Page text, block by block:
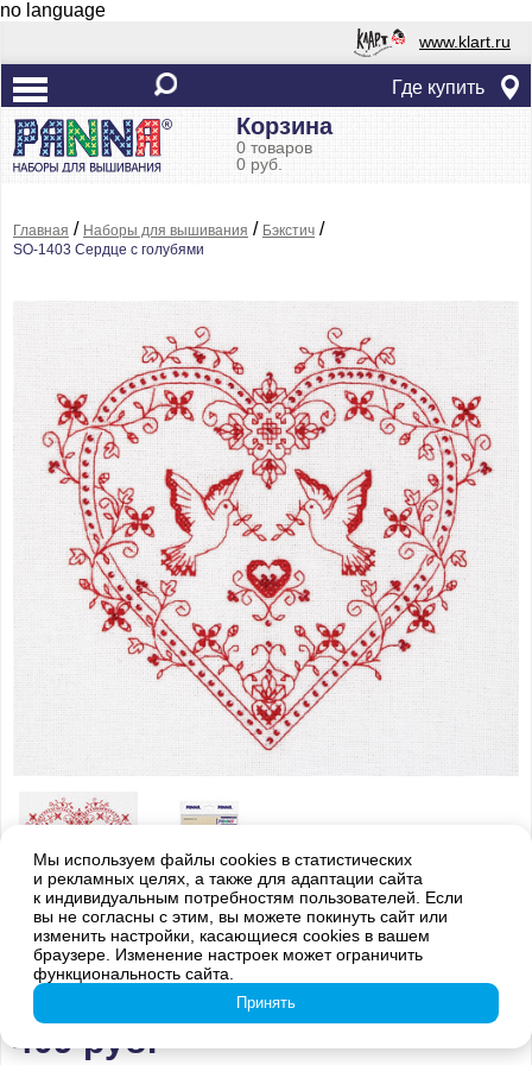
no language
www.klart.ru
Где купить
Корзина
0 товаров
0 руб.
Главная / Наборы для вышивания / Бэкстич /
SO-1403 Сердце с голубями
Внимание! Оттенки цветов готовой вышивки могут отличаться от
изображения на обложке из-за погрешностей цветопередачи
SO-1403 Сердце с голубями
409руб.
Мы используем файлы cookies в статистических
и рекламных целях, а также для адаптации сайта
к индивидуальным потребностям пользователей. Если
вы не согласны с этим, вы можете покинуть сайт или
изменить настройки, касающиеся cookies в вашем
браузере. Изменение настроек может ограничить
функциональность сайта.
Принять